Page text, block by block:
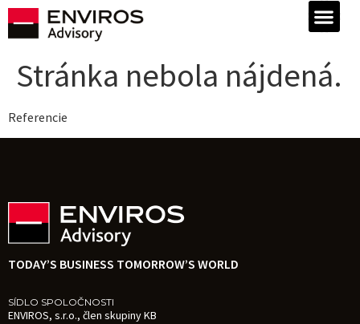
Stránka nebola nájdená.
Referencie
TODAY’S BUSINESS TOMORROW’S WORLD
SÍDLO SPOLOČNOSTI
ENVIROS, s.r.o., člen skupiny KB